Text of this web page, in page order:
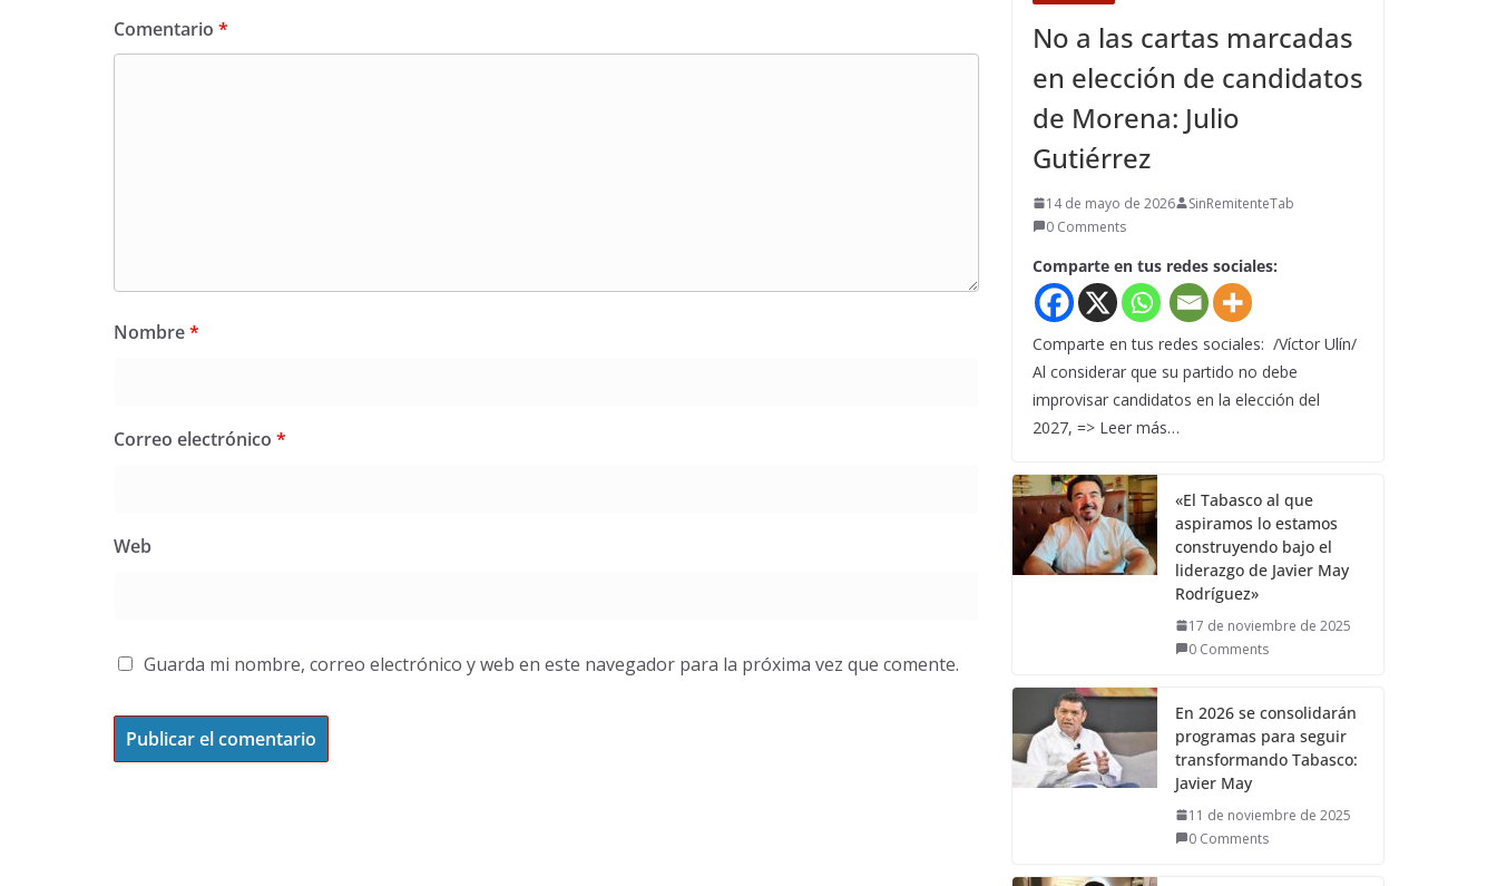
Comentario *
Nombre*
Correo electrónico *
Web
Guarda mi nombre, correo electrónico y web en este navegador para la próxima vez que comente.
No a las cartas marcadas
en elección de candidatos
de Morena: Julio
Gutiérrez
14 de mayo de 2026
SinRemitenteTab
0 Comments
Comparte en tus redes sociales:
Comparte en tus redes sociales: /Víctor Ulín/
Al considerar que su partido no debe
improvisar candidatos en la elección del
2027, => Leer más…
«El Tabasco al que
aspiramos lo estamos
construyendo bajo el
liderazgo de Javier May
Rodríguez»
17 de noviembre de 2025
0 Comments
En 2026 se consolidarán
programas para seguir
transformando Tabasco:
Javier May
11 de noviembre de 2025
0 Comments